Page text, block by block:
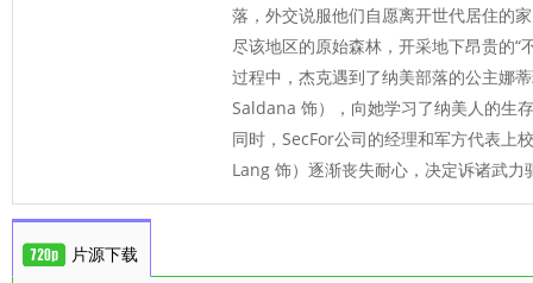
落，外交说服他们自愿离开世代居住的
尽该地区的原始森林，开采地下昂贵的“
过程中，杰克遇到了纳美部落的公主娜
Saldana 饰），向她学习了纳美人的生
同时，SecFor公司的经理和军方代表上
Lang 饰）逐渐丧失耐心，决定诉诸武
片源下载